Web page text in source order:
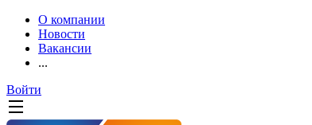
О компании
Новости
Вакансии
...
Войти